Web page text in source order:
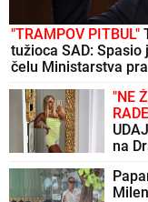
"TRAMPOV PITBUL"
tužioca SAD:
čelu Ministarstva
"NE
na